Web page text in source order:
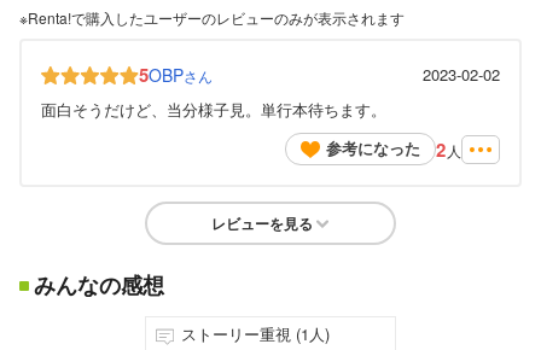
※Renta!で購入したユーザーのレビューのみが表示されます
5OBPさん
2023-02-02
面白そうだけど、当分様子見。単行本待ちます。
参考になった
2 人
レビューを見る
みんなの感想
ストーリー重視 (1人)